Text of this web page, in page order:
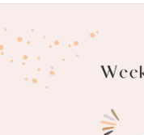
shampooings et après-
répondent à des
protection de la
grâce à notre gamme